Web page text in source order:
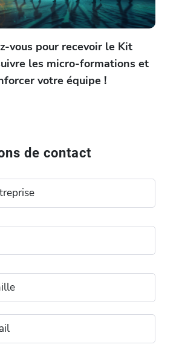
vous pour recevoir le Kit
les micro-formations et
votre équipe !
de contact